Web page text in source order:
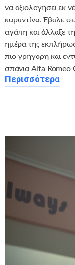
να αξιολογήσει εκ
καραντίνα. Έβαλε
αγάπη και άλλαξε
ημέρα της
πιο γρήγορη και
σπάνια Alfa Romeo
Περισσότερα